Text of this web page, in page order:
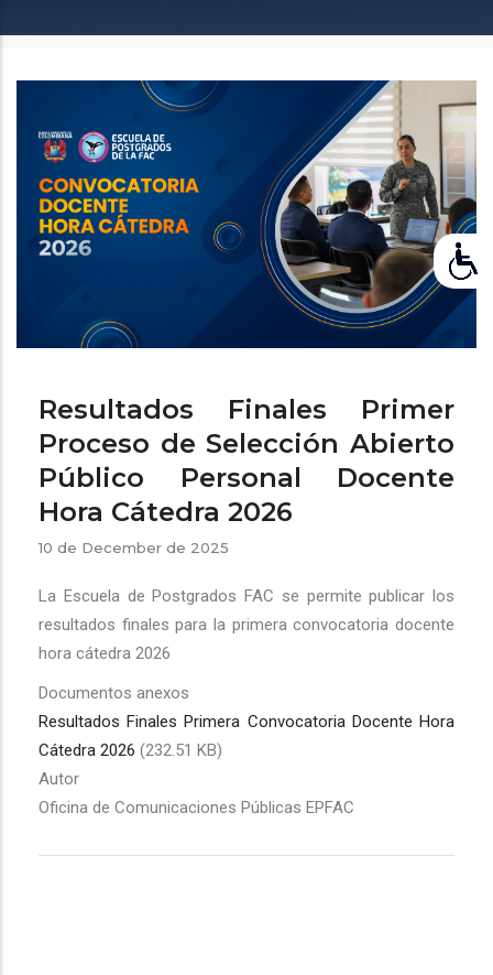
ayuda
navegación
Resultados Finales Primer
Proceso de Selección Abierto
Público Personal Docente
Hora Cátedra 2026
10 de December de 2025
La Escuela de Postgrados FAC se permite publicar los
resultados finales para la primera convocatoria docente
hora cátedra 2026
Documentos anexos
Resultados Finales Primera Convocatoria Docente Hora
Cátedra 2026 (232.51 KB)
Autor
Oficina de Comunicaciones Públicas EPFAC